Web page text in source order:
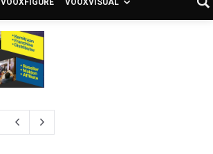
VOOXFIGURE VOOXVISUAL